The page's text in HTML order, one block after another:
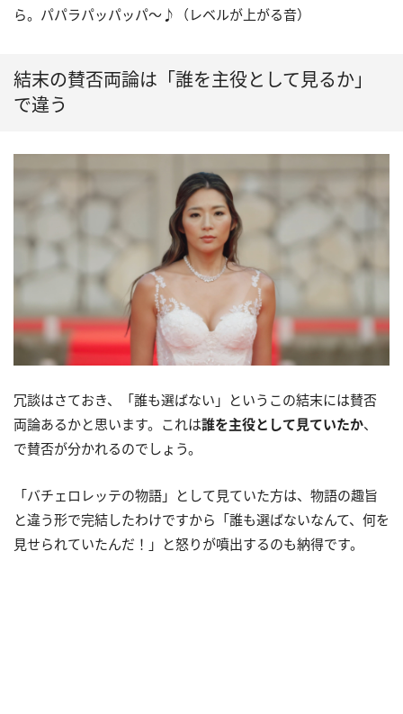
ら。パパラパッパッパ〜♪（レベルが上がる音）
結末の賛否両論は「誰を主役として見るか」
で違う
冗談はさておき、「誰も選ばない」というこの結末には賛否
両論あるかと思います。これは誰を主役として見ていたか、
で賛否が分かれるのでしょう。
「バチェロレッテの物語」として見ていた方は、物語の趣旨
と違う形で完結したわけですから「誰も選ばないなんて、何を
見せられていたんだ！」と怒りが噴出するのも納得です。